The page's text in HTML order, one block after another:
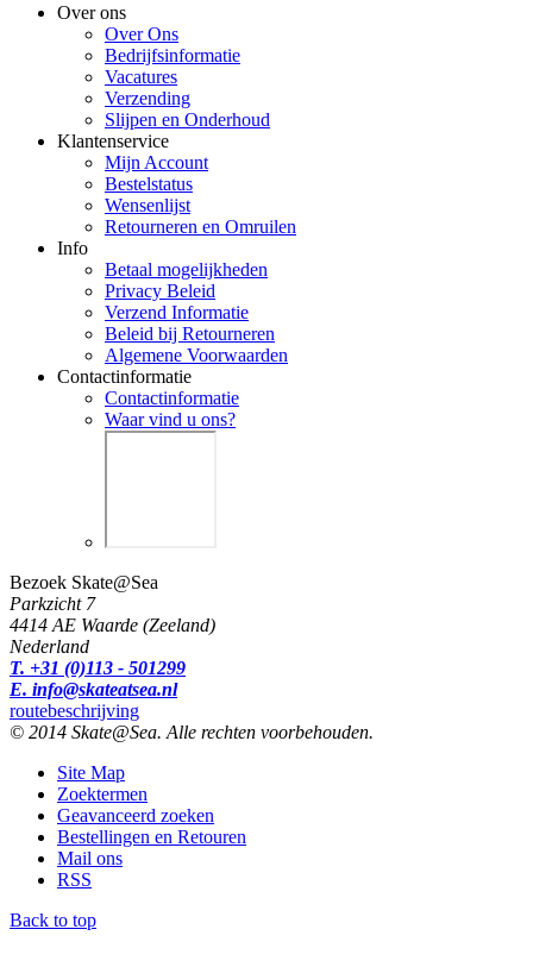
Over ons
Over Ons
Bedrijfsinformatie
Vacatures
Verzending
Slijpen en Onderhoud
Klantenservice
Mijn Account
Bestelstatus
Wensenlijst
Retourneren en Omruilen
Info
Betaal mogelijkheden
Privacy Beleid
Verzend Informatie
Beleid bij Retourneren
Algemene Voorwaarden
Contactinformatie
Contactinformatie
Waar vind u ons?
Bezoek Skate@Sea
Parkzicht 7
4414 AE Waarde (Zeeland)
Nederland
T. +31 (0)113 - 501299
E. info@skateatsea.nl
routebeschrijving
© 2014 Skate@Sea. Alle rechten voorbehouden.
Site Map
Zoektermen
Geavanceerd zoeken
Bestellingen en Retouren
Mail ons
RSS
Back to top